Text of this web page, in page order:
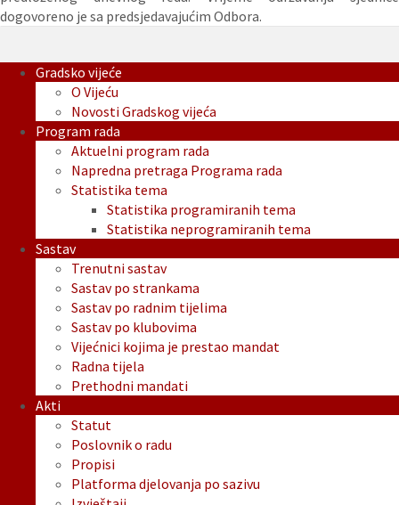
dogovoreno je sa predsjedavajućim Odbora.
Gradsko vijeće
O Vijeću
Novosti Gradskog vijeća
Program rada
Aktuelni program rada
Napredna pretraga Programa rada
Statistika tema
Statistika programiranih tema
Statistika neprogramiranih tema
Sastav
Trenutni sastav
Sastav po strankama
Sastav po radnim tijelima
Sastav po klubovima
Vijećnici kojima je prestao mandat
Radna tijela
Prethodni mandati
Akti
Statut
Poslovnik o radu
Propisi
Platforma djelovanja po sazivu